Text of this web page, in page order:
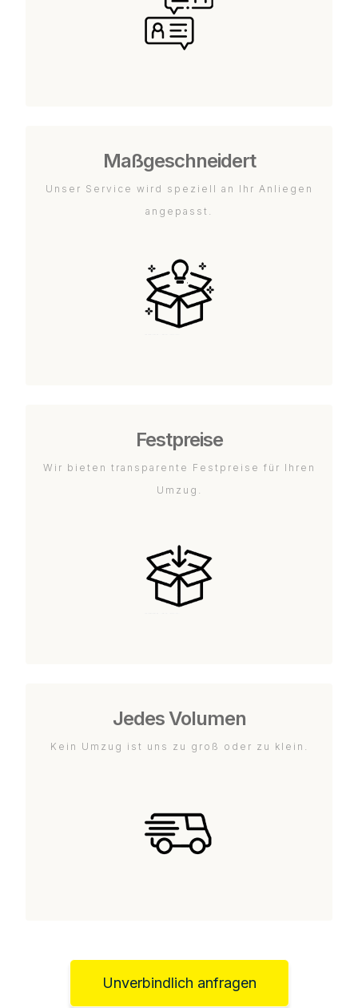
Maßgeschneidert
Unser Service wird speziell an Ihr Anliegen
angepasst.
Festpreise
Wir bieten transparente Festpreise für Ihren
Umzug.
Jedes Volumen
Kein Umzug ist uns zu groß oder zu klein.
Unverbindlich anfragen